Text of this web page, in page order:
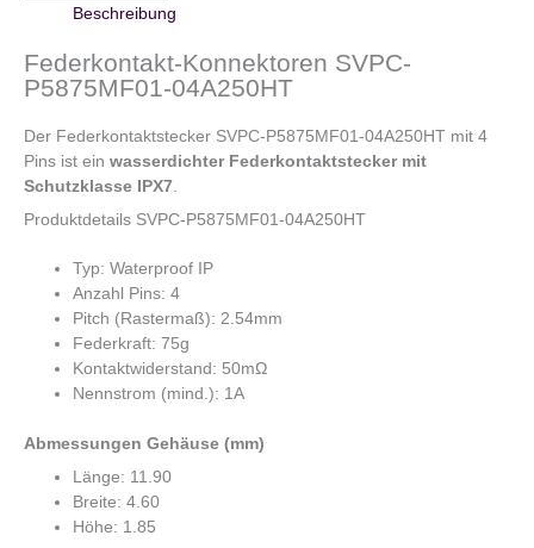
Beschreibung
Federkontakt-Konnektoren SVPC-
P5875MF01-04A250HT
Der Federkontaktstecker SVPC-P5875MF01-04A250HT mit 4
Pins ist ein wasserdichter Federkontaktstecker mit
Schutzklasse IPX7.
Produktdetails SVPC-P5875MF01-04A250HT
Typ: Waterproof IP
Anzahl Pins: 4
Pitch (Rastermaß): 2.54mm
Federkraft: 75g
Kontaktwiderstand: 50mΩ
Nennstrom (mind.): 1A
Abmessungen Gehäuse (mm)
Länge: 11.90
Breite: 4.60
Höhe: 1.85